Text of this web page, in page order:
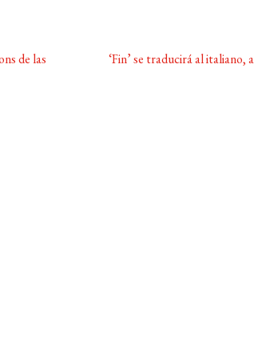
de las
Siguiente:
‘Fin’ se traducirá al italiano,